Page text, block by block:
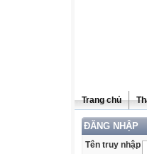
Trang chủ
ĐĂNG NHẬP
Tên truy nhập